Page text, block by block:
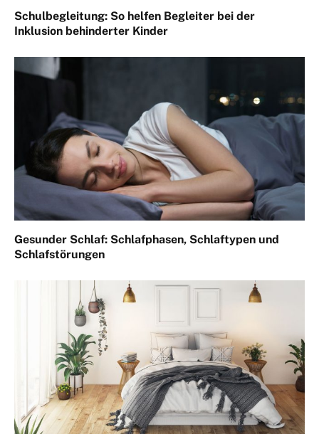
Schulbegleitung: So helfen Begleiter bei der
Inklusion behinderter Kinder
Gesunder Schlaf: Schlafphasen, Schlaftypen und
Schlafstörungen